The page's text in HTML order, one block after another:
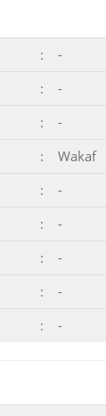
:
-
:
-
:
-
:
Wakaf
:
-
:
-
:
-
:
-
: -